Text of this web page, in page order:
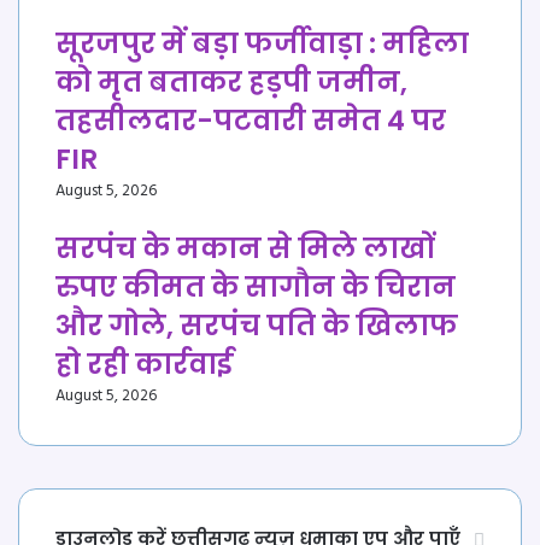
सूरजपुर में बड़ा फर्जीवाड़ा : महिला
को मृत बताकर हड़पी जमीन,
तहसीलदार-पटवारी समेत 4 पर
FIR
August 5, 2026
सरपंच के मकान से मिले लाखों
रुपए कीमत के सागौन के चिरान
और गोले, सरपंच पति के खिलाफ
हो रही कार्रवाई
August 5, 2026
डाउनलोड करें छत्तीसगढ़ न्यूज़ धमाका एप और पाएँ